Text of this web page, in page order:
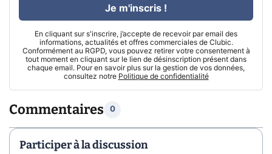
En cliquant sur s'inscrire, j’accepte de recevoir par email des
informations, actualités et offres commerciales de Clubic.
Conformément au RGPD, vous pouvez retirer votre consentement à
tout moment en cliquant sur le lien de désinscription présent dans
chaque email. Pour en savoir plus sur la gestion de vos données,
consultez notre Politique de confidentialité
Je m'inscris !
Commentaires 0
Participer à la discussion